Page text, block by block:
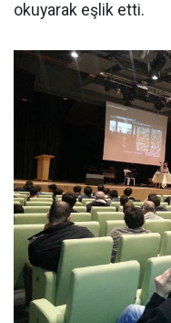
okuyarak eşlik etti.